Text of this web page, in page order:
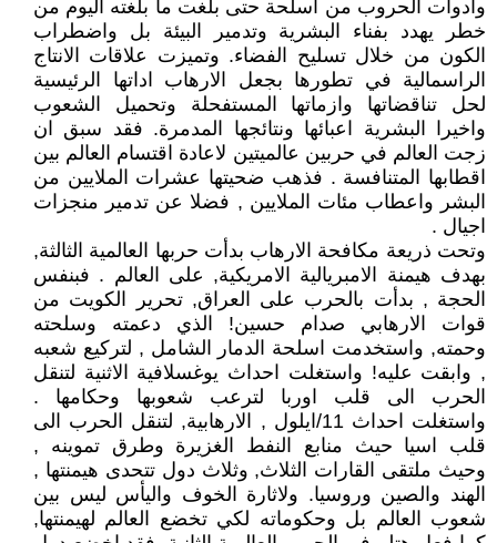
وادوات الحروب من اسلحة حتى بلغت ما بلغته اليوم من
خطر يهدد بفناء البشرية وتدمير البيئة بل واضطراب
الكون من خلال تسليح الفضاء. وتميزت علاقات الانتاج
الراسمالية في تطورها بجعل الارهاب اداتها الرئيسية
لحل تناقضاتها وازماتها المستفحلة وتحميل الشعوب
واخيرا البشرية اعبائها ونتائجها المدمرة. فقد سبق ان
زجت العالم في حربين عالميتين لاعادة اقتسام العالم بين
اقطابها المتنافسة . فذهب ضحيتها عشرات الملايين من
البشر واعطاب مئات الملايين , فضلا عن تدمير منجزات
اجيال .
وتحت ذريعة مكافحة الارهاب بدأت حربها العالمية الثالثة,
بهدف هيمنة الامبريالية الامريكية, على العالم . فبنفس
الحجة , بدأت بالحرب على العراق, تحرير الكويت من
قوات الارهابي صدام حسين! الذي دعمته وسلحته
وحمته, واستخدمت اسلحة الدمار الشامل , لتركيع شعبه
, وابقت عليه! واستغلت احداث يوغسلافية الاثنية لتنقل
الحرب الى قلب اوربا لترعب شعوبها وحكامها .
واستغلت احداث 11/ايلول , الارهابية, لتنقل الحرب الى
قلب اسيا حيث منابع النفط الغزيرة وطرق تموينه ,
وحيث ملتقى القارات الثلاث, وثلاث دول تتحدى هيمنتها ,
الهند والصين وروسيا. ولاثارة الخوف واليأس ليس بين
شعوب العالم بل وحكوماته لكي تخضع العالم لهيمنتها,